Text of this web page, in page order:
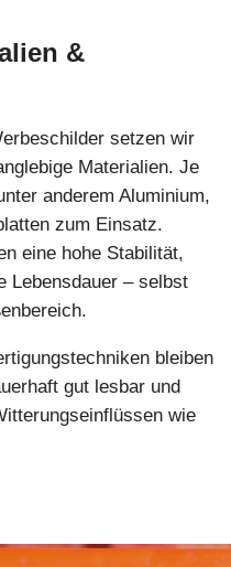
&
setzen wir
Materialien. Je
anderem Aluminium,
zum Einsatz.
eine hohe Stabilität,
Lebensdauer – selbst
bleiben
gut lesbar und
wie